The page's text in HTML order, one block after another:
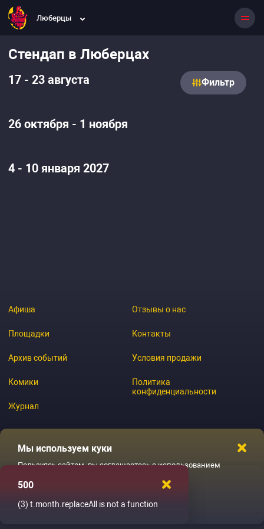
Люберцы
Стендап в Люберцах
Фильтр
17 - 23 августа
26 октября - 1 ноября
4 - 10 января 2027
Афиша
Площадки
Архив событий
Комики
Журнал
Отзывы о нас
Контакты
Условия продажи
Политика
конфиденциальности
Мы используем куки
Пользуясь сайтом, вы соглашаетесь с использованием
Ладненько
500
(3) t.month.replaceAll is not a function